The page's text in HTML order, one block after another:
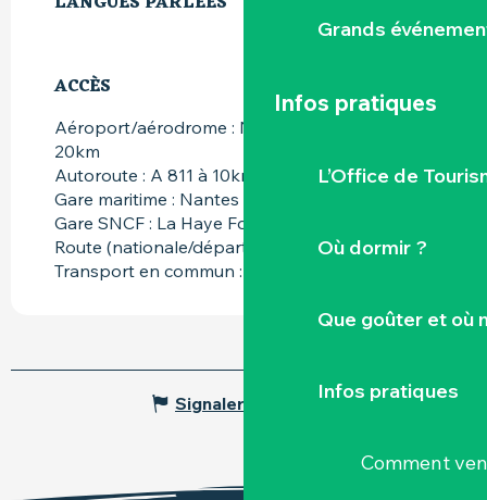
Grands
Infos pratiques
L’Office de
Où dormir ?
Que goûter et où
Infos pratiques
Comment
ACCÈS
ACCÈS
Aéroport/aérodrome : Nantes Atlantique à
20km
Autoroute : A 811 à 10km
Gare maritime : Nantes Navibus à 20km
Gare SNCF : La Haye Fouassière à 5km
Route (nationale/départ.) : N249 à 3km
Transport en commun : Bus Ligne 31 à 500m
Signaler une erreur